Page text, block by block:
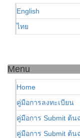
English
ไทย
Menu
Home
คู่มือการลงทะเบียน
คู่มือการ Submit ต้น
คู่มือการ Submit ต้